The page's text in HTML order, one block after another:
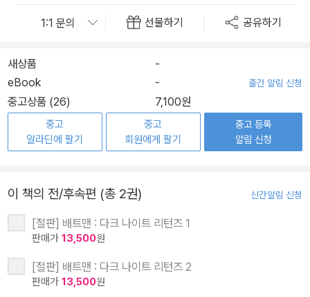
선물하기 공유하기
새상품
-
eBook
- 출간 알림 신청
중고상품 (26) 7,100원
중고
알라딘에 팔기
중고
회원에게 팔기
중고 등록
알림 신청
이 책의 전/후속편 (총 2권) 신간알림 신청
[절판] 배트맨 : 다크 나이트 리턴즈 1
판매가 13,500원
[절판] 배트맨 : 다크 나이트 리턴즈 2
판매가 13,500원